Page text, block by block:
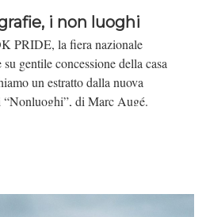
i non luoghi
PRIDE, la fiera nazionale
gentile concessione della casa
un estratto dalla nuova
di Marc Augé.